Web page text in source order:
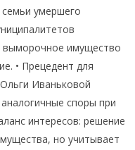
умершего
имущество
• Прецедент для
Иваньковой
споры при
интересов: решение
но учитывает